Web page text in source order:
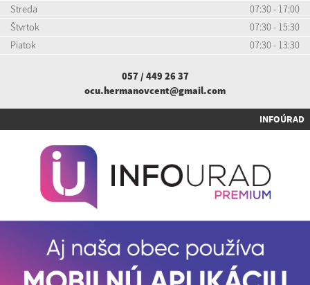
Streda
07:30 - 17:00
Štvrtok
07:30 - 15:30
Piatok
07:30 - 13:30
057 / 449 26 37
ocu.hermanovcent@gmail.com
INFOÚRAD